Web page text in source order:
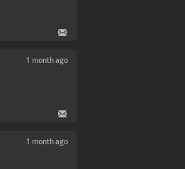
1 month ago
1 month ago